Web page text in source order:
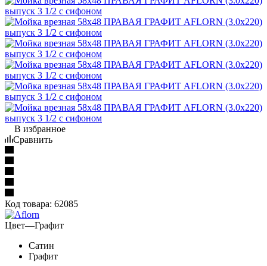
В избранное
Сравнить
Код товара: 62085
Цвет—Графит
Сатин
Графит